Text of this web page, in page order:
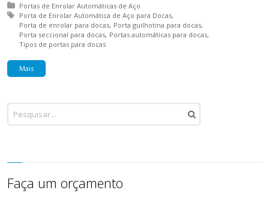
Posted in:
Portas de Enrolar Automáticas de Aço
Tagged with:
Porta de Enrolar Automática de Aço para Docas
Porta de enrolar para docas Porta guilhotina para docas
Porta seccional para docas Portas automáticas para docas
Tipos de portas para docas
Mais
Faça um orçamento